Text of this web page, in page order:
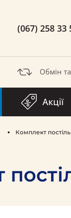
(067) 258 33
Обмін
Акції
Комплект